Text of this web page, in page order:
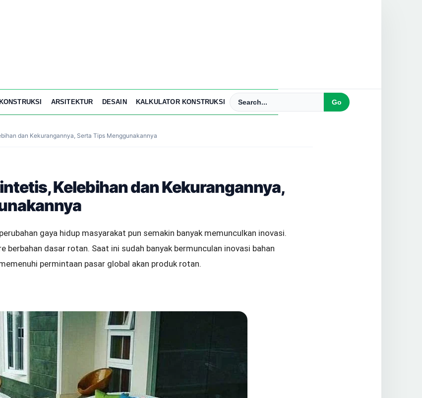
KONSTRUKSI ARSITEKTUR DESAIN KALKULATOR KONSTRUKSI
dan Kekurangannya, Serta Tips Menggunakannya
Kelebihan dan Kekurangannya,
gaya hidup masyarakat pun semakin banyak memunculkan inovasi.
berbahan dasar rotan. Saat ini sudah banyak bermunculan inovasi bahan
permintaan pasar global akan produk rotan.